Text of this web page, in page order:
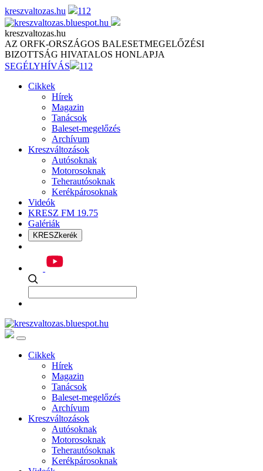
Skip
to
content
kreszvaltozas.hu 112
kreszvaltozas.hu
AZ ORFK-ORSZÁGOS BALESETMEGELŐZÉSI
BIZOTTSÁG HIVATALOS HONLAPJA
SEGÉLYHÍVÁS
112
Cikkek
Hírek
Magazin
Tanácsok
Baleset-megelőzés
Archívum
Kreszváltozások
Autósoknak
Motorosoknak
Teherautósoknak
Kerékpárosoknak
Videók
KRESZ FM 19.75
Galériák
KRESZkerék
Cikkek
Hírek
Magazin
Tanácsok
Baleset-megelőzés
Archívum
Kreszváltozások
Autósoknak
Motorosoknak
Teherautósoknak
Kerékpárosoknak